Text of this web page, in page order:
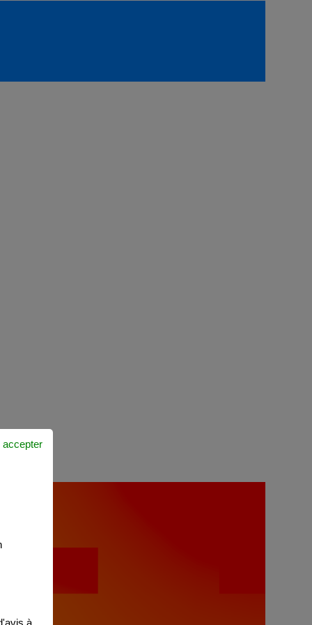
à
accepter